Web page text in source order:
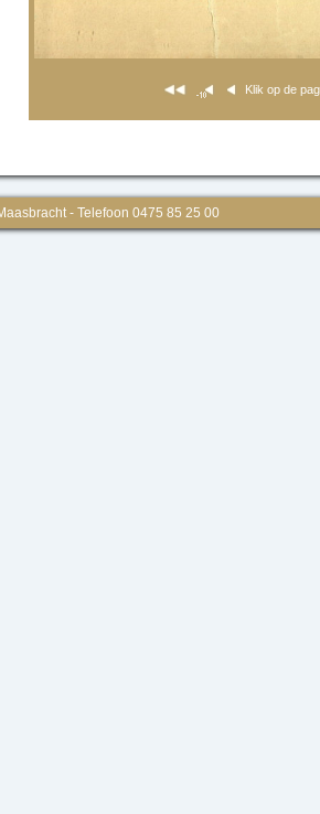
Klik op de
- Telefoon 0475 85 25 00